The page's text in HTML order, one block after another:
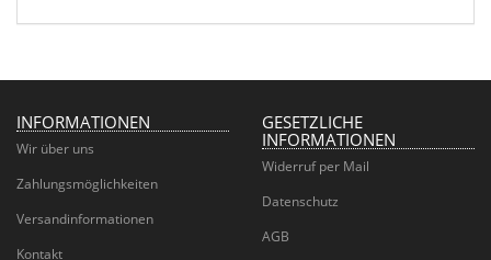
INFORMATIONEN
Wir über uns
Zahlungsmöglichkeiten
Versandinformationen
Kontakt
GESETZLICHE
INFORMATIONEN
Widerruf per Mail
Datenschutz
AGB